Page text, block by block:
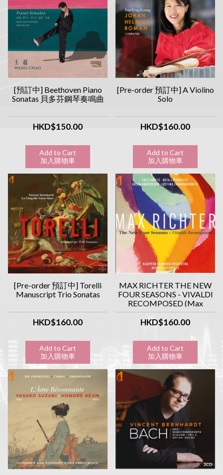
[預訂中] Beethoven Piano
Sonatas 貝多芬鋼琴奏鳴曲
HKD$150.00
Add to Cart
加入購物車
[Pre-order 預訂中] A Violino
Solo
HKD$160.00
Add to Cart
加入購物車
[Pre-order 預訂中] Torelli
Manuscript Trio Sonatas
HKD$160.00
Add to Cart
加入購物車
MAX RICHTER THE NEW
FOUR SEASONS - VIVALDI
RECOMPOSED (Max
Richter 改編) 韋瓦第: 新<四
季>
HKD$160.00
Add to Cart
加入購物車